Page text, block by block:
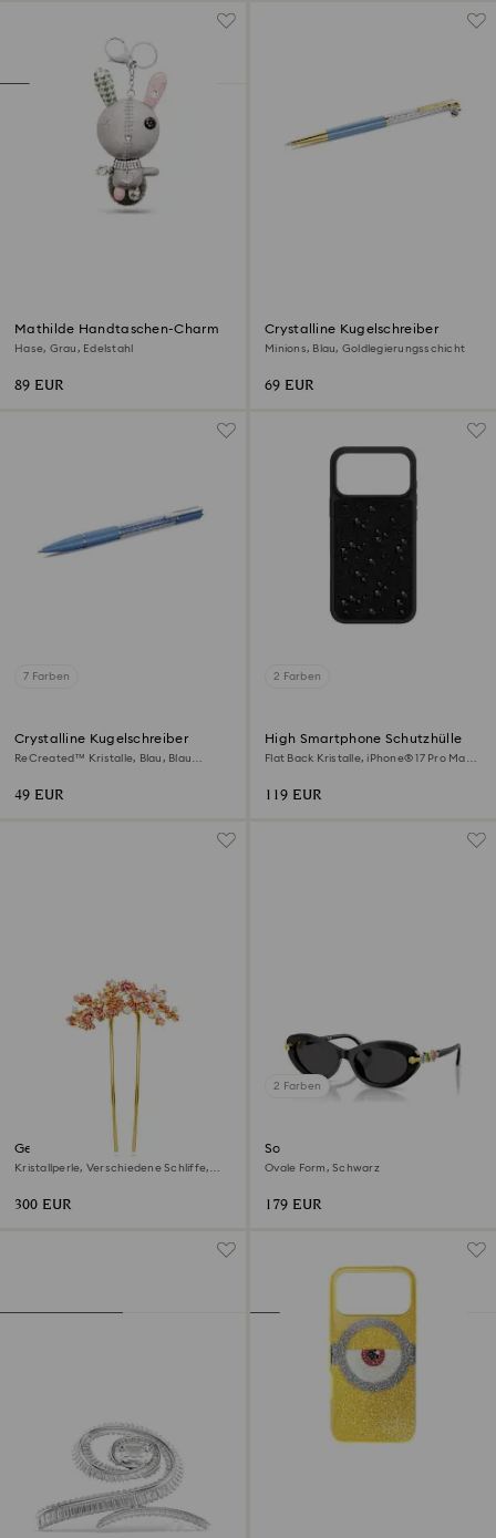
Mathilde Handtaschen-Charm
Hase, Grau, Edelstahl
89 EUR
Crystalline Kugelschreiber
Minions, Blau, Goldlegierungsschicht
69 EUR
7 Farben
Crystalline Kugelschreiber
ReCreated™ Kristalle, Blau, Blau
49 EUR
2 Farben
High Smartphone Schutzhülle
Flat Back Kristalle, iPhone® 17 Pro Max,
119 EUR
Gema Haarclip
Kristallperle, Verschiedene Schliffe,
300 EUR
2 Farben
Sonnenbrille
Ovale Form, Schwarz
179 EUR